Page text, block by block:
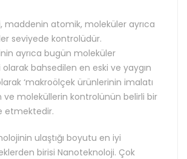
maddenin atomik, moleküler ayrıca
seviyede kontrolüdür.
ayrıca bugün moleküler
bahsedilen en eski ve yaygın
‘makroölçek ürünlerinin imalatı
ve moleküllerin kontrolünün belirli bir
etmektedir.
ulaştığı boyutu en iyi
birisi Nanoteknoloji. Çok